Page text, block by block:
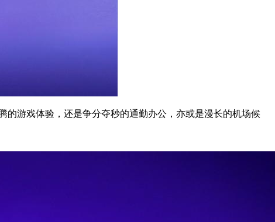
游戏体验，还是争分夺秒的通勤办公，亦或是漫长的机场候